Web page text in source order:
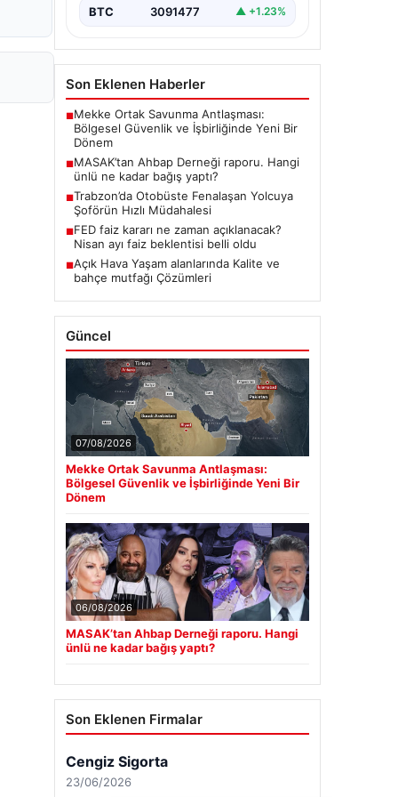
BTC 3091477 ▲ +1.23%
Son Eklenen Haberler
■Mekke Ortak Savunma Antlaşması:
Bölgesel Güvenlik ve İşbirliğinde Yeni Bir
Dönem
■MASAK’tan Ahbap Derneği raporu. Hangi
ünlü ne kadar bağış yaptı?
■Trabzon’da Otobüste Fenalaşan Yolcuya
Şoförün Hızlı Müdahalesi
■FED faiz kararı ne zaman açıklanacak?
Nisan ayı faiz beklentisi belli oldu
■Açık Hava Yaşam alanlarında Kalite ve
bahçe mutfağı Çözümleri
Güncel
07/08/2026
Mekke Ortak Savunma Antlaşması:
Bölgesel Güvenlik ve İşbirliğinde Yeni Bir
Dönem
06/08/2026
MASAK’tan Ahbap Derneği raporu. Hangi
ünlü ne kadar bağış yaptı?
Son Eklenen Firmalar
Cengiz Sigorta
23/06/2026